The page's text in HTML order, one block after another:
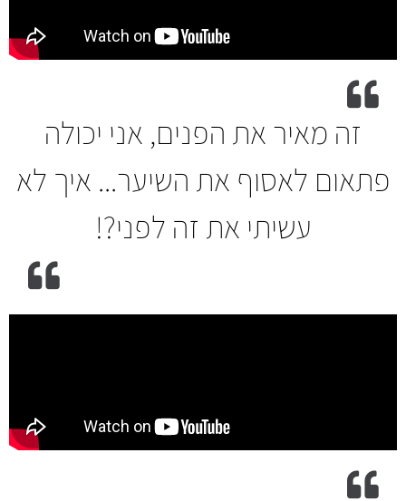
זה מאיר את הפנים, אני יכולה
פתאום לאסוף את השיער... איך לא
עשיתי את זה לפני?!